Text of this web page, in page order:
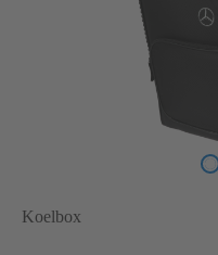
Koelbox